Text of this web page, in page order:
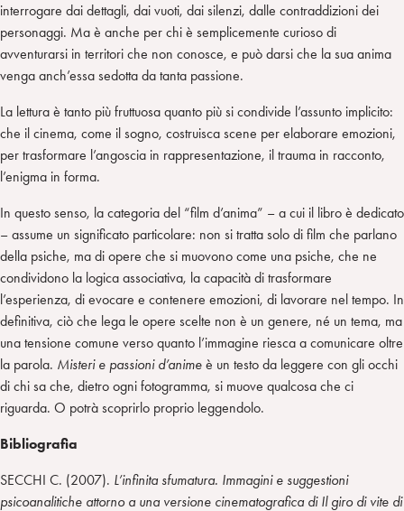
interrogare dai dettagli, dai vuoti, dai silenzi, dalle contraddizioni dei
personaggi. Ma è anche per chi è semplicemente curioso di
avventurarsi in territori che non conosce, e può darsi che la sua anima
venga anch’essa sedotta da tanta passione.
La lettura è tanto più fruttuosa quanto più si condivide l’assunto implicito:
che il cinema, come il sogno, costruisca scene per elaborare emozioni,
per trasformare l’angoscia in rappresentazione, il trauma in racconto,
l’enigma in forma.
In questo senso, la categoria del “film d’anima” – a cui il libro è dedicato
– assume un significato particolare: non si tratta solo di film che parlano
della psiche, ma di opere che si muovono come una psiche, che ne
condividono la logica associativa, la capacità di trasformare
l’esperienza, di evocare e contenere emozioni, di lavorare nel tempo. In
definitiva, ciò che lega le opere scelte non è un genere, né un tema, ma
una tensione comune verso quanto l’immagine riesca a comunicare oltre
la parola. Misteri e passioni d’anime è un testo da leggere con gli occhi
di chi sa che, dietro ogni fotogramma, si muove qualcosa che ci
riguarda. O potrà scoprirlo proprio leggendolo.
Bibliografia
SECCHI C. (2007). L’infinita sfumatura. Immagini e suggestioni
psicoanalitiche attorno a una versione cinematografica di Il giro di vite di